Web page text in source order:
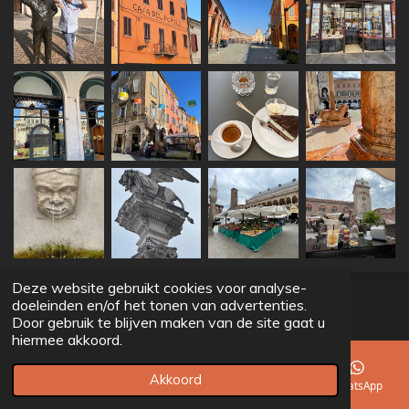
Deze website gebruikt cookies voor analyse-
doeleinden en/of het tonen van advertenties.
Door gebruik te blijven maken van de site gaat u
hiermee akkoord.
Akkoord
© 2022 - 2026 Gurassch
Powered by JouwWeb
Telefoonnummer WhatsApp